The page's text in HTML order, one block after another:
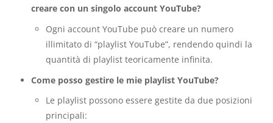
creare con un singolo account YouTube?
Ogni account YouTube può creare un numero
illimitato di “playlist YouTube”, rendendo quindi la
quantità di playlist teoricamente infinita.
Come posso gestire le mie playlist YouTube?
Le playlist possono essere gestite da due posizioni
principali: